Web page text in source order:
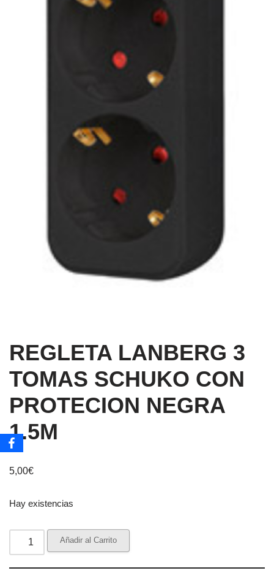
REGLETA LANBERG 3
TOMAS SCHUKO CON
PROTECION NEGRA
1.5M
5,00€
Hay existencias
Añadir al Carrito